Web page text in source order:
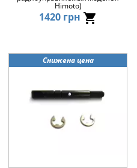
Himoto)
1420 грн
Снижена цена